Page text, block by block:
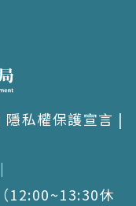
隱私權保護宣言 |
12:00~13:30休